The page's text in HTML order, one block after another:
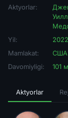
Aktyorlar:
Yil:
2022
Mamlakat:
США
Davomiyligi:
101
Aktyorlar